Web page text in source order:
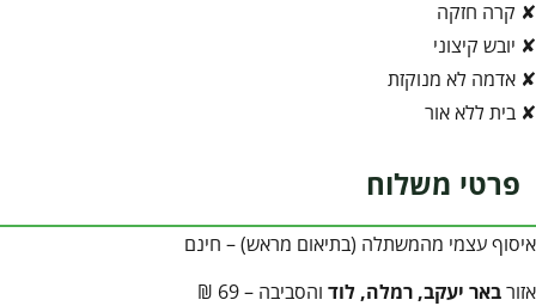
✘ קרה חזקה
✘ יובש קיצוני
✘ אדמה לא מנוקזת
✘ בית ללא אור
פרטי משלוח
איסוף עצמי מהמשתלה (בתיאום מראש) – חינם
אזורבאר יעקב, רמלה, לוד והסביבה – 69 ₪